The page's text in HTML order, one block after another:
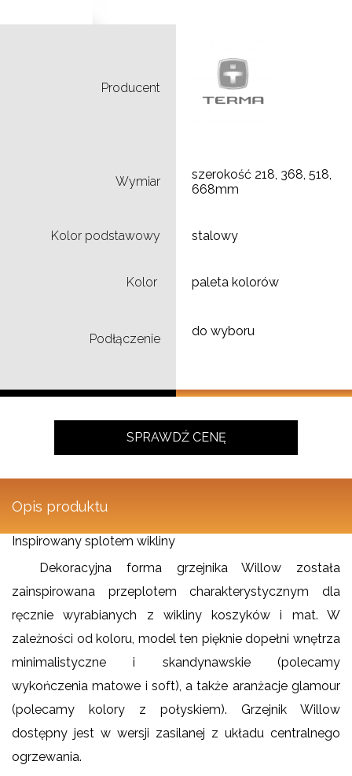
Producent
Wymiar
szerokość 218, 368, 518,
668mm
Kolor podstawowy stalowy
Kolor paleta kolorów
Podłączenie
do wyboru
SPRAWDŹ CENĘ
Opis produktu
Inspirowany splotem wikliny
Dekoracyjna forma grzejnika Willow została
zainspirowana przeplotem charakterystycznym dla
ręcznie wyrabianych z wikliny koszyków i mat. W
zależności od koloru, model ten pięknie dopełni wnętrza
minimalistyczne i skandynawskie (polecamy
wykończenia matowe i soft), a także aranżacje glamour
(polecamy kolory z połyskiem). Grzejnik Willow
dostępny jest w wersji zasilanej z układu centralnego
ogrzewania.